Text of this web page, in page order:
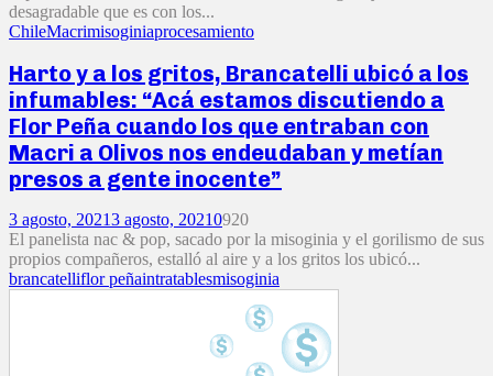
desagradable que es con los...
ChileMacrimisoginiaprocesamiento
Harto y a los gritos, Brancatelli ubicó a los
infumables: “Acá estamos discutiendo a
Flor Peña cuando los que entraban con
Macri a Olivos nos endeudaban y metían
presos a gente inocente”
3 agosto, 20213 agosto, 20210920
El panelista nac & pop, sacado por la misoginia y el gorilismo de sus
propios compañeros, estalló al aire y a los gritos los ubicó...
brancatelliflor peñaintratablesmisoginia